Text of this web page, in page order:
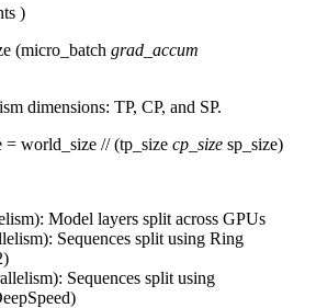
)
(micro_batch grad_accum
dimensions: TP, CP, and SP.
world_size // (tp_size cp_size sp_size)
Model layers split across GPUs
Sequences split using Ring
Sequences split using